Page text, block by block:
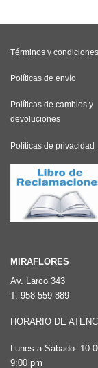
Términos y condiciones
Políticas de envío
Políticas de cambios y
devoluciones
Políticas de privacidad
MIRAFLORES
Av. Larco 343
T. 958 559 889
HORARIO DE
Lunes a Sábado:
9:00 pm